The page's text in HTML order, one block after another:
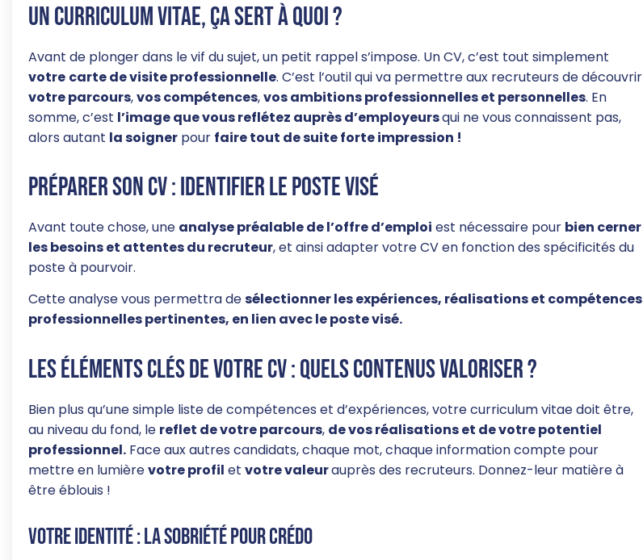
Un curriculum vitae, ça sert à quoi ?
Avant de plonger dans le vif du sujet, un petit rappel s’impose. Un CV, c’est tout simplement
votre carte de visite professionnelle. C’est l’outil qui va permettre aux recruteurs de découvrir
votre parcours,vos compétences,vos ambitions professionnelles et personnelles. En
somme, c’est l’image que vous reflétez auprès d’employeursqui ne vous connaissent pas,
alors autant la soigner pour faire tout de suite forte impression !
Préparer son CV : identifier le poste visé
Avant toute chose, une analyse préalable de l’offre d’emploi est nécessaire pour bien cerner
les besoins et attentes du recruteur, et ainsi adapter votre CV en fonction des spécificités du
poste à pourvoir.
Cette analyse vous permettra desélectionner les expériences, réalisations et compétences
professionnelles pertinentes, en lien avec le poste visé.
Les éléments clés de votre CV : quels contenus valoriser ?
Bien plus qu’une simple liste de compétences et d’expériences, votre curriculum vitae doit être,
au niveau du fond, le reflet de votre parcours, de vos réalisations et de votre potentiel
professionnel. Face aux autres candidats, chaque mot, chaque information compte pour
mettre en lumièrevotre profil et votre valeurauprès des recruteurs. Donnez-leur matière à
être éblouis !
Votre identité : la sobriété pour crédo